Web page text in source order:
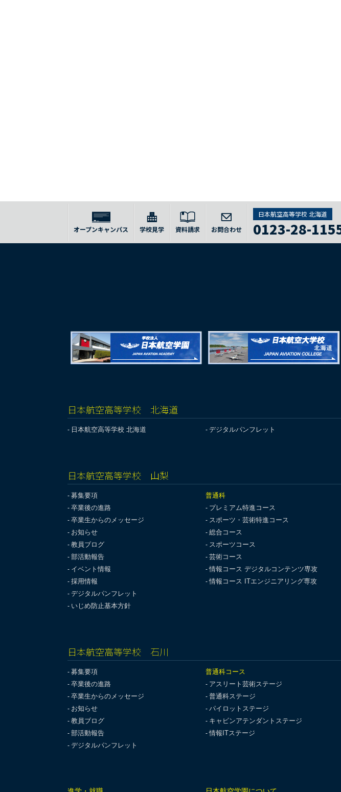
オープンキャンパス 学校見学 資料請求 お問合わせ
日本航空高等学校 北海道
0123-28-
日本航空高等学校 北海道
日本航空高等学校 北海道 デジタルパンフレット
日本航空高等学校 山梨
募集要項
卒業後の進路
卒業生からのメッセージ
お知らせ
教員ブログ
部活動報告
イベント情報
採用情報
デジタルパンフレット
いじめ防止基本方針
普通科
プレミアム特進コース
スポーツ・芸術特進コース
総合コース
スポーツコース
芸術コース
情報コース デジタルコンテンツ専攻
情報コース ITエンジニアリング専攻
日本航空高等学校 石川
募集要項
卒業後の進路
卒業生からのメッセージ
お知らせ
教員ブログ
部活動報告
デジタルパンフレット
普通科コース
アスリート芸術ステージ
普通科ステージ
パイロットステージ
キャビンアテンダントステージ
情報ITステージ